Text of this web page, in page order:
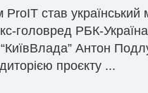
став український
головред РБК-
Антон
проєкту ...